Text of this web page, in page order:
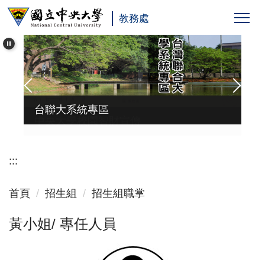
跳
主
教務處
台聯大系統專區
:::
首頁 招生組 招生組職掌
黃小姐/ 專任人員